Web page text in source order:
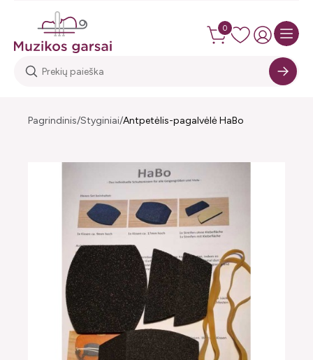
0
Pagrindinis Styginiai Antpetėlis-pagalvėlė HaBo